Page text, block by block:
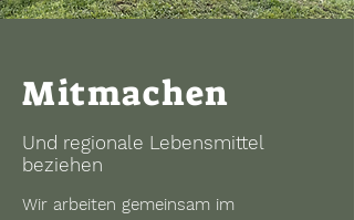
Mitmachen
Und regionale Lebensmittel
beziehen
Wir arbeiten gemeinsam im